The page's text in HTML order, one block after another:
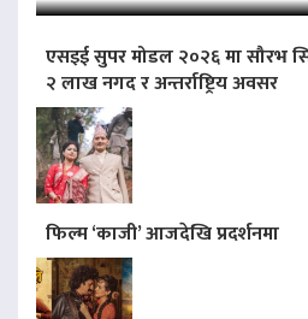
एसइई सुपर मोडल २०२६ मा सौरभ
२ लाख नगद र अन्तर्राष्ट्रिय अवसर
फिल्म ‘काजी’ आजदेखि प्रदर्शनमा